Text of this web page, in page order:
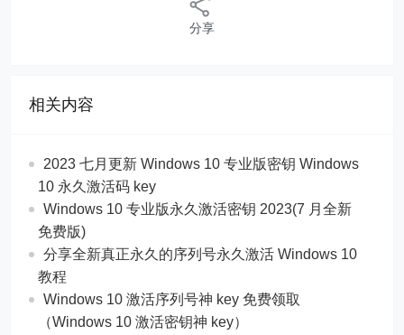
分享
相关内容
2023 七月更新 Windows 10 专业版密钥 Windows
10 永久激活码 key
Windows 10 专业版永久激活密钥 2023(7 月全新
免费版)
分享全新真正永久的序列号永久激活 Windows 10
教程
Windows 10 激活序列号神 key 免费领取
（Windows 10 激活密钥神 key）